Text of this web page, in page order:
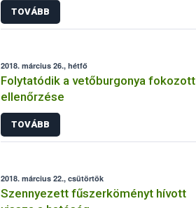
TOVÁBB
2018. március 26., hétfő
Folytatódik a vetőburgonya fokozott
ellenőrzése
TOVÁBB
2018. március 22., csütörtök
Szennyezett fűszerköményt hívott